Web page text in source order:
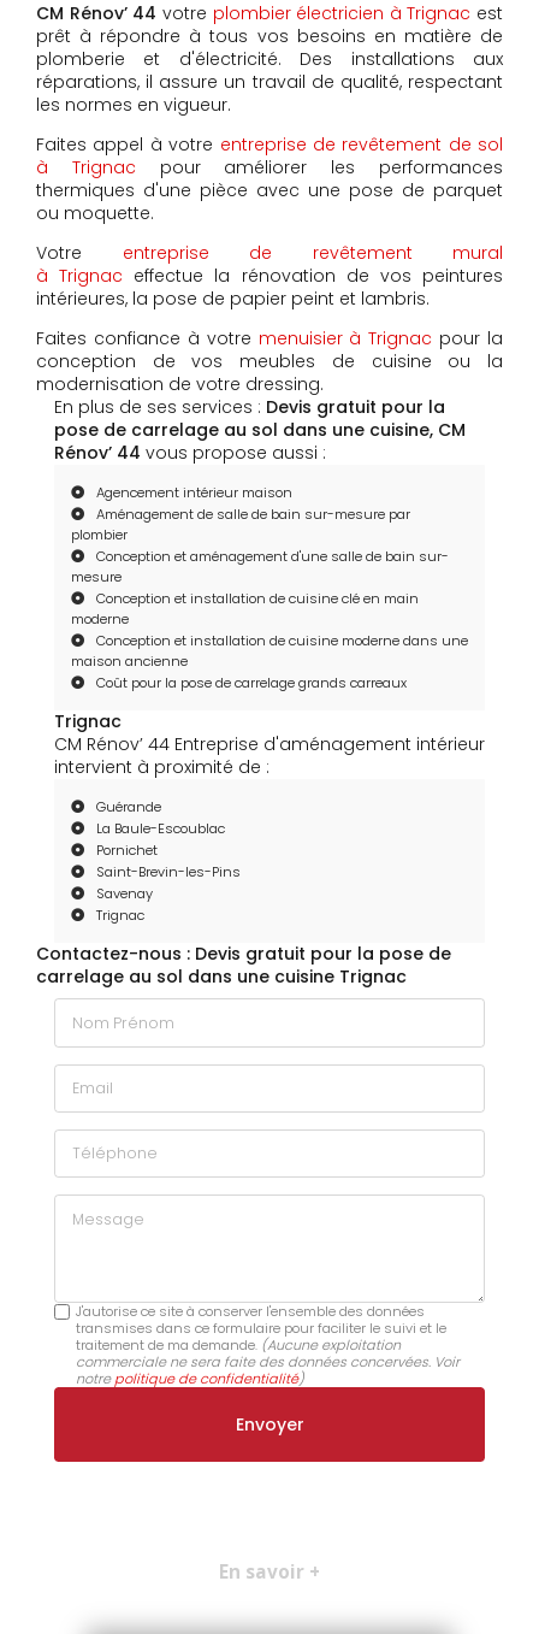
CM Rénov’ 44 votre plombier électricien à Trignac est
prêt à répondre à tous vos besoins en matière de
plomberie et d'électricité. Des installations aux
réparations, il assure un travail de qualité, respectant
les normes en vigueur.
Faites appel à votre entreprise de revêtement de sol
à Trignac pour améliorer les performances
thermiques d'une pièce avec une pose de parquet
ou moquette.
Votre entreprise de revêtement mural
à Trignac effectue la rénovation de vos peintures
intérieures, la pose de papier peint et lambris.
Faites confiance à votre menuisier à Trignac pour la
conception de vos meubles de cuisine ou la
modernisation de votre dressing.
En plus de ses services : Devis gratuit pour la
pose de carrelage au sol dans une cuisine, CM
Rénov’ 44 vous propose aussi :
Agencement intérieur maison
Aménagement de salle de bain sur-mesure par
plombier
Conception et aménagement d'une salle de bain sur-
mesure
Conception et installation de cuisine clé en main
moderne
Conception et installation de cuisine moderne dans une
maison ancienne
Coût pour la pose de carrelage grands carreaux
Trignac
CM Rénov’ 44 Entreprise d'aménagement intérieur
intervient à proximité de :
Guérande
La Baule-Escoublac
Pornichet
Saint-Brevin-les-Pins
Savenay
Trignac
Contactez-nous : Devis gratuit pour la pose de
carrelage au sol dans une cuisine Trignac
Nom Prénom
Email
Téléphone
Message
J'autorise ce site à conserver l'ensemble des données
transmises dans ce formulaire pour faciliter le suivi et le
traitement de ma demande. (Aucune exploitation
commerciale ne sera faite des données concervées. Voir
notrepolitique de confidentialité)
En savoir +